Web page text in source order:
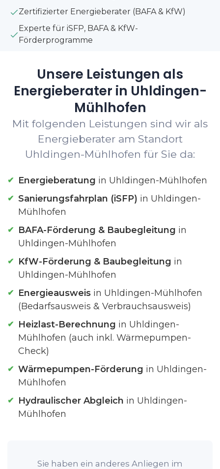
Zertifizierter Energieberater (BAFA & KfW)
Experte für iSFP, BAFA & KfW-
Förderprogramme
Unsere Leistungen als
Energieberater in Uhldingen-
Mühlhofen
Mit folgenden Leistungen sind wir als
Energieberater am Standort
Uhldingen-Mühlhofen für Sie da:
Energieberatung in Uhldingen-Mühlhofen
Sanierungsfahrplan (iSFP) in Uhldingen-
Mühlhofen
BAFA-Förderung & Baubegleitung in
Uhldingen-Mühlhofen
KfW-Förderung & Baubegleitung in
Uhldingen-Mühlhofen
Energieausweis in Uhldingen-Mühlhofen
(Bedarfsausweis & Verbrauchsausweis)
Heizlast-Berechnung in Uhldingen-
Mühlhofen (auch inkl. Wärmepumpen-
Check)
Wärmepumpen-Förderung in Uhldingen-
Mühlhofen
Hydraulischer Abgleich in Uhldingen-
Mühlhofen
Sie haben ein anderes Anliegen im